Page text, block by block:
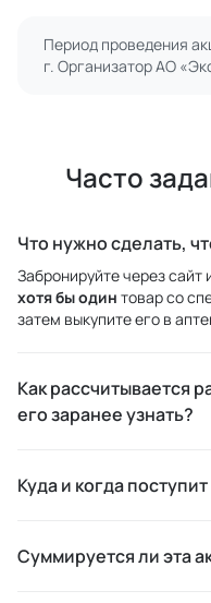
Период проведения
г. Организатор АО
Часто
Что нужно сделать,
Забронируйте через
хотя бы один товар со
затем выкупите его в
Как рассчитывается
его заранее узнать?
Куда и когда
Суммируется ли эта